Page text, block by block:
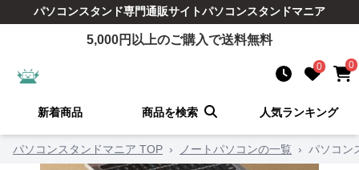
パソコンスタンド専門通販サイトパソコンスタンドマニア
5,000円以上のご購入で送料無料
0 0
新着商品 商品を検索 人気ランキング
パソコンスタンドマニア TOP › ノートパソコンの一覧 › パソコン